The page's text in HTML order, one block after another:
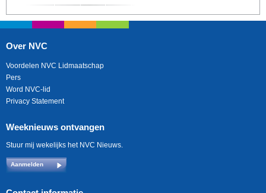
Over NVC
Voordelen NVC Lidmaatschap
Pers
Word NVC-lid
Privacy Statement
Weeknieuws ontvangen
Stuur mij wekelijks het NVC Nieuws.
Aanmelden